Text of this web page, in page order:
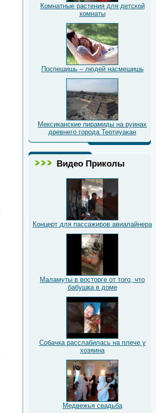
Комнатные растения для детской
комнаты
Поспешишь – людей насмешишь
Мексиканские пирамиды на руинах
древнего города Теотиуакан
Видео Приколы
Концерт для пассажиров авиалайнера
Маламуты в восторге от того, что
бабушка в доме
Собачка расслабилась на плече у
хозяина
Медвежья свадьба